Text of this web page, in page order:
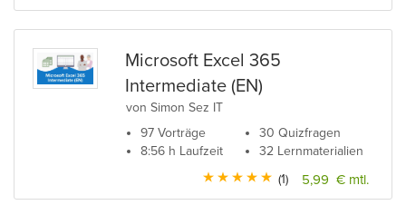
Microsoft Excel 365
Intermediate (EN)
von Simon Sez IT
97 Vorträge
8:56 h Laufzeit
30 Quizfragen
32 Lernmaterialien
5,99 € mtl.
(1)